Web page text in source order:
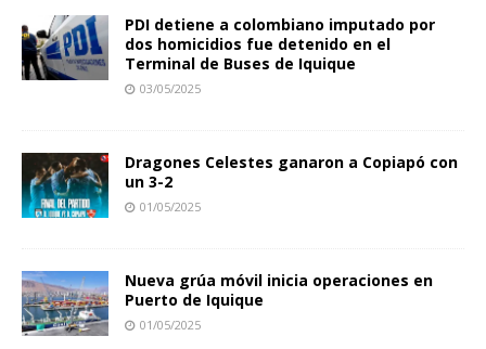
PDI detiene a colombiano imputado por
dos homicidios fue detenido en el
Terminal de Buses de Iquique
03/05/2025
Dragones Celestes ganaron a Copiapó con
un 3-2
01/05/2025
Nueva grúa móvil inicia operaciones en
Puerto de Iquique
01/05/2025